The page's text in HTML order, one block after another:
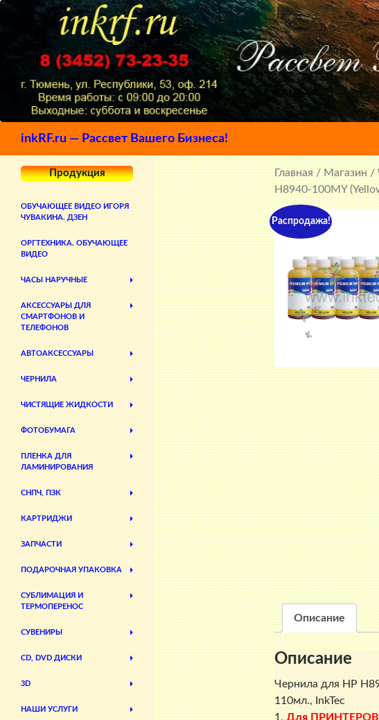
inkRF.ru — Рассвет Вашего Бизнеса!
Главная/Магазин/
H8940-100MY
Распродажа!
Описание
Описание
Чернила для HP
110мл., InkTec
1. Для
Продукция
ОБУЧАЮЩЕЕ ВИДЕО ИГОРЯ
ЧУВАКИНА. ДЗЕН
ОРГТЕХНИКА. ОБУЧАЮЩЕЕ
ВИДЕО
ЧАСЫ НАРУЧНЫЕ
АКСЕССУАРЫ ДЛЯ
СМАРТФОНОВ И
ТЕЛЕФОНОВ
АВТОАКСЕССУАРЫ
ЧЕРНИЛА
ЧИСТЯЩИЕ ЖИДКОСТИ
ФОТОБУМАГА
ПЛЕНКА ДЛЯ
ЛАМИНИРОВАНИЯ
СНПЧ, ПЗК
КАРТРИДЖИ
ЗАПЧАСТИ
ПОДАРОЧНАЯ УПАКОВКА
СУБЛИМАЦИЯ И
ТЕРМОПЕРЕНОС
СУВЕНИРЫ
CD, DVD ДИСКИ
3D
НАШИ УСЛУГИ